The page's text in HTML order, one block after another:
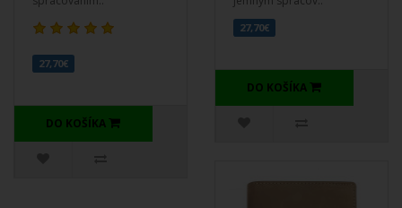
27,70€
DO KOŠÍKA
27,70€
DO KOŠÍKA